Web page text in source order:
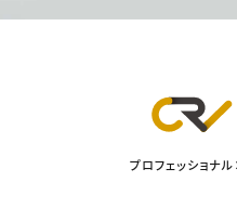
プロフェッショナ